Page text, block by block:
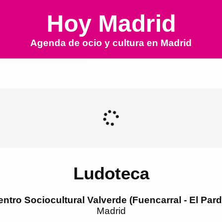
Hoy Madrid
Agenda de ocio y cultura en Madrid
Ludoteca
Sociocultural Valverde (Fuencarral - El
Madrid